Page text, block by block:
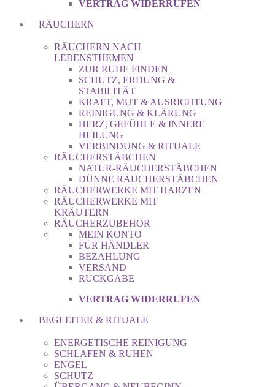
VERTRAG WIDERRUFEN
RÄUCHERN
RÄUCHERN NACH
LEBENSTHEMEN
ZUR RUHE FINDEN
SCHUTZ, ERDUNG &
STABILITÄT
KRAFT, MUT & AUSRICHTUNG
REINIGUNG & KLÄRUNG
HERZ, GEFÜHLE & INNERE
HEILUNG
VERBINDUNG & RITUALE
RÄUCHERSTÄBCHEN
NATUR-RÄUCHERSTÄBCHEN
DÜNNE RÄUCHERSTÄBCHEN
RÄUCHERWERKE MIT HARZEN
RÄUCHERWERKE MIT
KRÄUTERN
RÄUCHERZUBEHÖR
MEIN KONTO
FÜR HÄNDLER
BEZAHLUNG
VERSAND
RÜCKGABE
VERTRAG WIDERRUFEN
BEGLEITER & RITUALE
ENERGETISCHE REINIGUNG
SCHLAFEN & RUHEN
ENGEL
SCHUTZ